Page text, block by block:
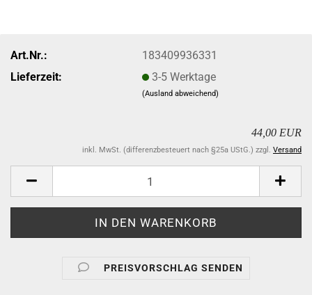
Art.Nr.:
183409936331
Lieferzeit:
3-5 Werktage
(Ausland abweichend)
44,00 EUR
inkl. MwSt. (differenzbesteuert nach §25a UStG.) zzgl. Versand
PREISVORSCHLAG SENDEN